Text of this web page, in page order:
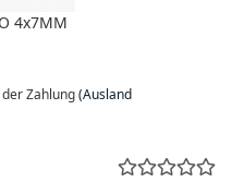
4x7MM
Zahlung(Ausland